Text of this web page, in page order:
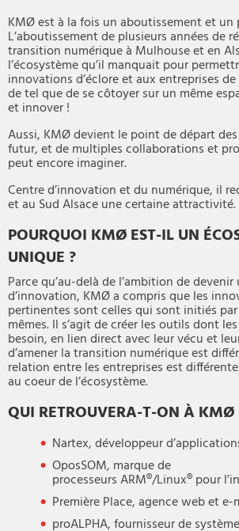
KMØ est à la fois un aboutissement et
L’aboutissement de plusieurs années de
transition numérique à Mulhouse et en
l’écosystème qu’il manquait pour
innovations d’éclore et aux entreprises
de tel que de se côtoyer sur un même
et innover !
Aussi, KMØ devient le point de départ
futur, et de multiples collaborations et
peut encore imaginer.
Centre d’innovation et du numérique, il
et au Sud Alsace une certaine attractivité.
POURQUOI KMØ EST-IL UN
UNIQUE ?
Parce qu’au-delà de l’ambition de
d’innovation, KMØ a compris que les
pertinentes sont celles qui sont initiés
mêmes. Il s’agit de créer les outils dont
besoin, en lien direct avec leur vécu et
d’amener la transition numérique est
relation entre les entreprises est
au coeur de l’écosystème.
QUI RETROUVERA-T-ON À KMØ
Nartex, développeur
OposSOM, marque de
processeurs ARM®/Linux® pour
Première Place, agence web et
proALPHA, fournisseur de